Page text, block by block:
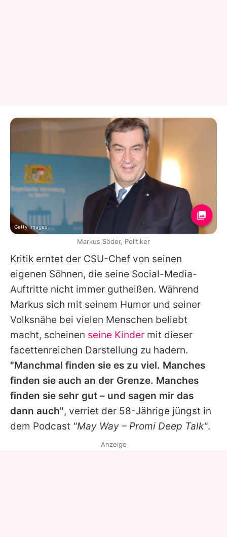
Kritik erntet der CSU-Chef von seinen
eigenen Söhnen, die seine Social-Media-
Auftritte nicht immer gutheißen. Während
Markus sich mit seinem Humor und seiner
Volksnähe bei vielen Menschen beliebt
macht, scheinen seine Kinder mit dieser
facettenreichen Darstellung zu hadern.
"Manchmal finden sie es zu viel. Manches
finden sie auch an der Grenze. Manches
finden sie sehr gut – und sagen mir das
dann auch", verriet der 58-Jährige jüngst in
dem Podcast "May Way – Promi Deep Talk".
Getty Images
Markus Söder, Politiker
Anzeige